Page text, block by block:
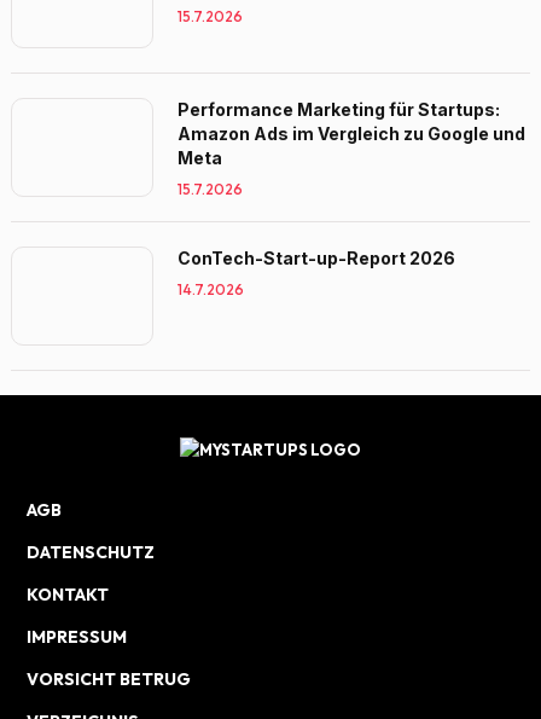
15.7.2026
Performance Marketing für Startups:
Amazon Ads im Vergleich zu Google und
Meta
15.7.2026
ConTech-Start-up-Report 2026
14.7.2026
AGB
DATENSCHUTZ
KONTAKT
IMPRESSUM
VORSICHT BETRUG